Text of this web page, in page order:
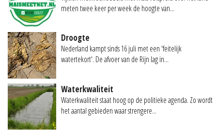
meten twee keer per week de hoogte van...
Droogte
Nederland kampt sinds 16 juli met een 'feitelijk
watertekort'. De afvoer van de Rijn lag in...
Waterkwaliteit
Waterkwaliteit staat hoog op de politieke agenda. Zo wordt
het aantal gebieden waar strengere...